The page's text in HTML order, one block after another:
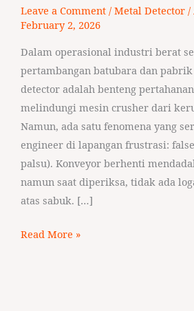
Leave a Comment / Metal Detector/
February 2, 2026
Dalam operasional industri berat
pertambangan batubara dan
detector adalah benteng
melindungi mesin crusher dari
Namun, ada satu fenomena yang
engineer di lapangan frustrasi:
palsu). Konveyor berhenti
namun saat diperiksa, tidak ada
atas sabuk. […]
Anda
False
Trip?
Read More »